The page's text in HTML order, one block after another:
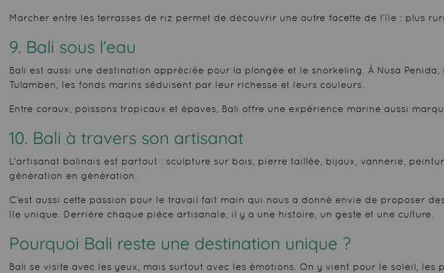
Marcher entre les terrasses de riz permet de découvrir une autre facette de l’île : plus
9. Bali sous l’eau
Bali est aussi une destination appréciée pour la plongée et le snorkeling. À Nusa
Tulamben, les fonds marins séduisent par leur richesse et leurs couleurs.
Entre coraux, poissons tropicaux et épaves, Bali offre une expérience marine aussi
10. Bali à travers son artisanat
L’artisanat balinais est partout : sculpture sur bois, pierre taillée, bijoux, vannerie,
génération en génération.
C’est aussi cette passion pour le travail fait main qui nous a donné envie de proposer
île unique. Derrière chaque pièce artisanale, il y a une histoire, un geste et une culture.
Pourquoi Bali reste une destination unique ?
Bali se visite avec les yeux, mais surtout avec les émotions. On y vient pour le soleil,